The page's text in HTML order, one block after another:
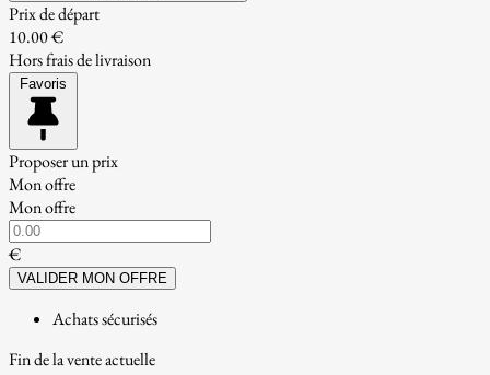
Prix de départ
10.00 €
Hors frais de livraison
Favoris
Proposer un prix
Mon offre
Mon offre
€
VALIDER MON OFFRE
Achats sécurisés
Fin de la vente actuelle